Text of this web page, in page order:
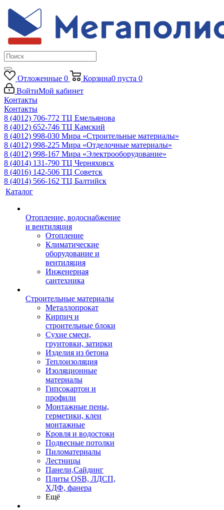
Отложенные 0 Корзина0 пуста 0
ВойтиМой кабинет
Контакты
Контакты
8 (4012) 706-772 ТЦ Емельянова
8 (4012) 652-746 ТЦ Камский
8 (4012) 998-030 Мира «Строительные материалы»
8 (4012) 998-225 Мира «Отделочные материалы»
8 (4012) 998-167 Мира «Электрооборудование»
8 (4014) 131-790 ТЦ Черняховск
8 (4016) 142-506 ТЦ Советск
8 (4014) 566-162 ТЦ Балтийск
Каталог
Отопление, водоснабжение
и вентиляция
Отопление
Климатические
оборудование и
вентиляция
Инженерная
сантехника
Строительные материалы
Металлопрокат
Кирпич и
строительные блоки
Сухие смеси,
грунтовки, затирки
Изделия из бетона
Теплоизоляция
Изоляционные
материалы
Гипсокартон и
профили
Монтажные пены,
герметики, клеи
монтажные
Кровля и водостоки
Подвесные потолки
Пиломатериалы
Лестницы
Панели,Сайдинг
Плиты OSB, ЛДСП,
ХДФ, фанера
Ещё